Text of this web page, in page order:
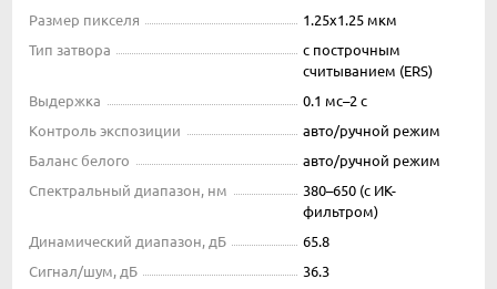
Размер пикселя
1.25x1.25 мкм
Тип затвора
с построчным
считыванием (ERS)
Выдержка
0.1 мс–2 с
Контроль экспозиции
авто/ручной режим
Баланс белого
авто/ручной режим
Спектральный диапазон, нм
380–650 (с ИК-
фильтром)
Динамический диапазон, дБ
65.8
Сигнал/шум, дБ
36.3